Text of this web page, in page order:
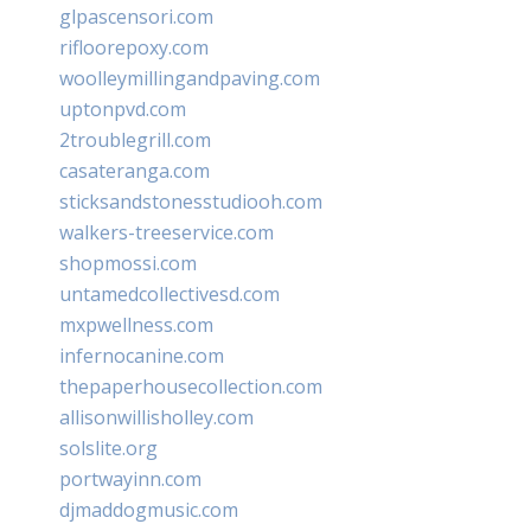
glpascensori.com
rifloorepoxy.com
woolleymillingandpaving.com
uptonpvd.com
2troublegrill.com
casateranga.com
sticksandstonesstudiooh.com
walkers-treeservice.com
shopmossi.com
untamedcollectivesd.com
mxpwellness.com
infernocanine.com
thepaperhousecollection.com
allisonwillisholley.com
solslite.org
portwayinn.com
djmaddogmusic.com